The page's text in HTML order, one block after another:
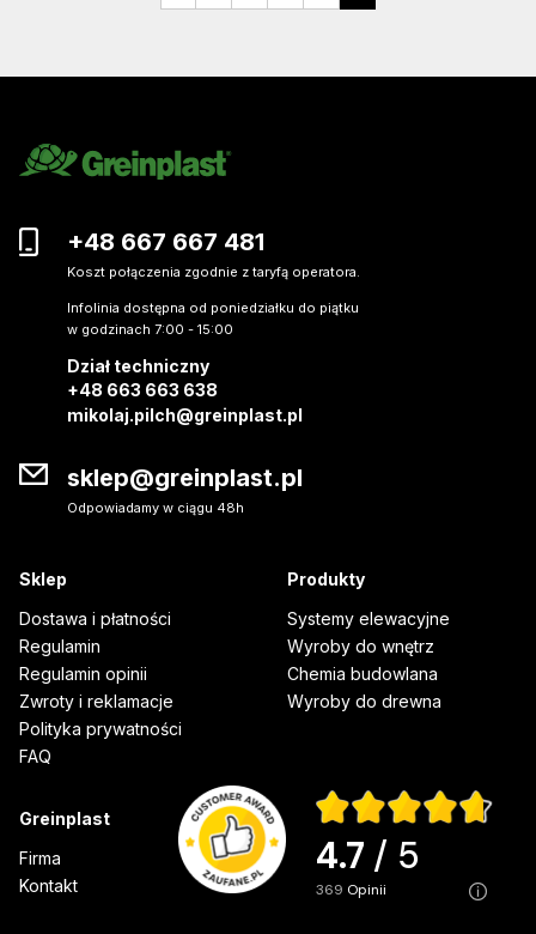
+48 667 667 481
Koszt połączenia zgodnie z taryfą operatora.
Infolinia dostępna od poniedziałku do piątku
w godzinach 7:00 - 15:00
Dział techniczny
+48 663 663 638
mikolaj.pilch@greinplast.pl
sklep@greinplast.pl
Odpowiadamy w ciągu 48h
Sklep
Dostawa i płatności
Regulamin
Regulamin opinii
Zwroty i reklamacje
Polityka prywatności
FAQ
Produkty
Systemy elewacyjne
Wyroby do wnętrz
Chemia budowlana
Wyroby do drewna
Greinplast
Firma
Kontakt
4.7 / 5
369 opinii